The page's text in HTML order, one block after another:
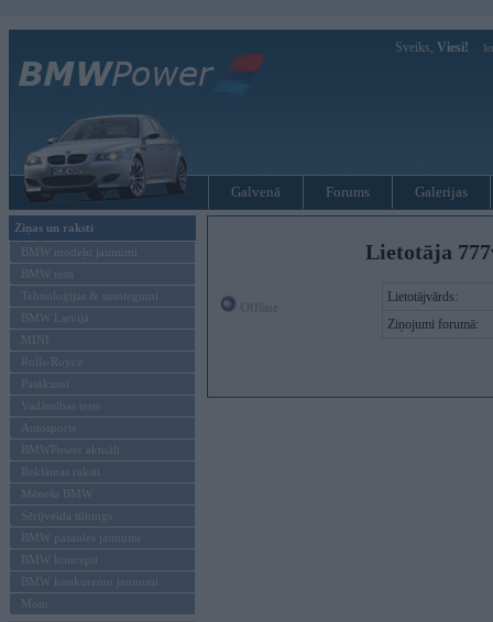
Sveiks, Viesi!
Galvenā Forums Galerijas
Ziņas un raksti
BMW modeļu jaunumi
BMW testi
Tehnoloģijas & sasniegumi
BMW Latvijā
MINI
Rolls-Royce
Pasākumi
Vadāmības tests
Autosports
BMWPower aktuāli
Reklāmas raksti
Mēneša BMW
Sērijveida tūnings
BMW pasaules jaunumi
BMW koncepti
BMW konkurentu jaunumi
Moto
Lietotāja
Lietotājvārds:
Ziņojumi forumā: